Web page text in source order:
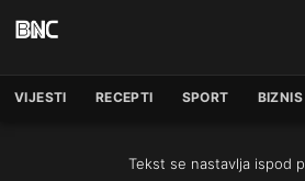
VIJESTI RECEPTI SPORT BIZNIS
Tekst se nastavlja ispod